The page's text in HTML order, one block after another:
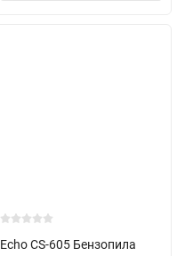
Echo CS-605 Бензопила